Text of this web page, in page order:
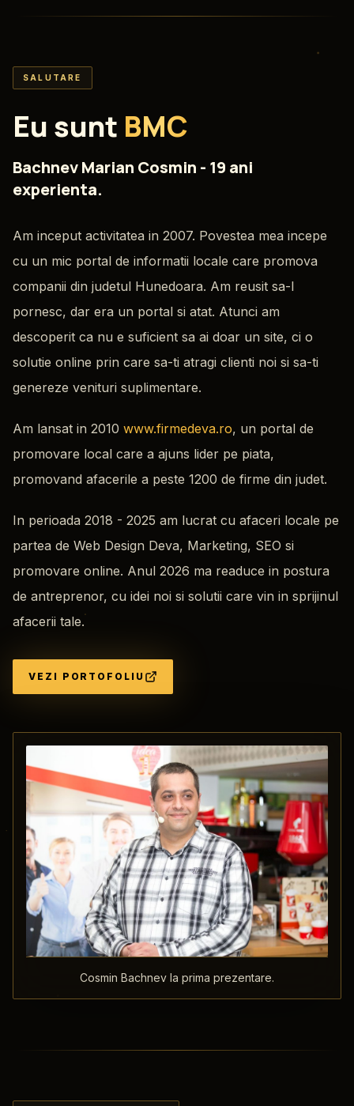
SALUTARE
Eu sunt BMC
Bachnev Marian Cosmin - 19 ani
experienta.
Am inceput activitatea in 2007. Povestea mea incepe
cu un mic portal de informatii locale care promova
companii din judetul Hunedoara. Am reusit sa-l
pornesc, dar era un portal si atat. Atunci am
descoperit ca nu e suficient sa ai doar un site, ci o
solutie online prin care sa-ti atragi clienti noi si sa-ti
genereze venituri suplimentare.
Am lansat in 2010 www.firmedeva.ro, un portal de
promovare local care a ajuns lider pe piata,
promovand afacerile a peste 1200 de firme din judet.
In perioada 2018 - 2025 am lucrat cu afaceri locale pe
partea de Web Design Deva, Marketing, SEO si
promovare online. Anul 2026 ma readuce in postura
de antreprenor, cu idei noi si solutii care vin in sprijinul
afacerii tale.
VEZI PORTOFOLIU
Cosmin Bachnev la prima prezentare.